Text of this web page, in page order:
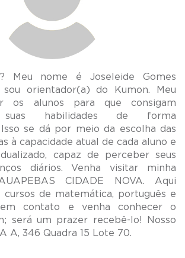
Meu nome é Joseleide Gomes
sou orientador(a) do Kumon. Meu
os alunos para que consigam
suas habilidades de forma
se dá por meio da escolha das
à capacidade atual de cada aluno e
capaz de perceber seus
diários. Venha visitar minha
CIDADE NOVA. Aqui
cursos de matemática, português e
contato e venha conhecer o
será um prazer recebê-lo! Nosso